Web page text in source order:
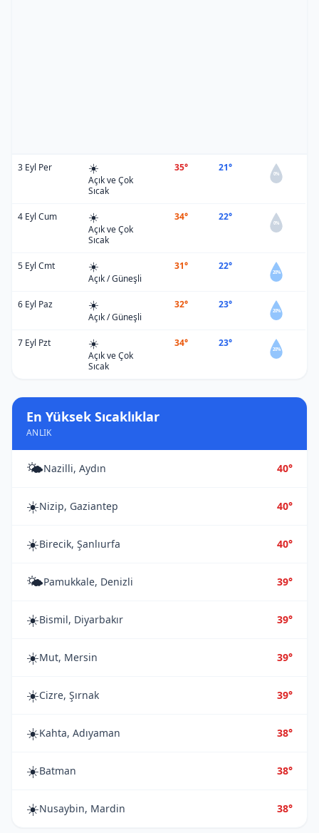
3 Eyl Per ☀️
Açık ve Çok
Sıcak
35° 21°
0%
4 Eyl Cum ☀️
Açık ve Çok
Sıcak
34° 22°
0%
5 Eyl Cmt ☀️
Açık / Güneşli
31° 22°
20%
6 Eyl Paz ☀️
Açık / Güneşli
32° 23°
20%
7 Eyl Pzt ☀️
Açık ve Çok
Sıcak
34° 23°
20%
En Yüksek Sıcaklıklar
ANLIK
🌤️Nazilli, Aydın 40°
☀️Nizip, Gaziantep 40°
☀️Birecik, Şanlıurfa 40°
🌤️Pamukkale, Denizli 39°
☀️Bismil, Diyarbakır 39°
☀️Mut, Mersin 39°
☀️Cizre, Şırnak 39°
☀️Kahta, Adıyaman 38°
☀️Batman 38°
☀️Nusaybin, Mardin 38°